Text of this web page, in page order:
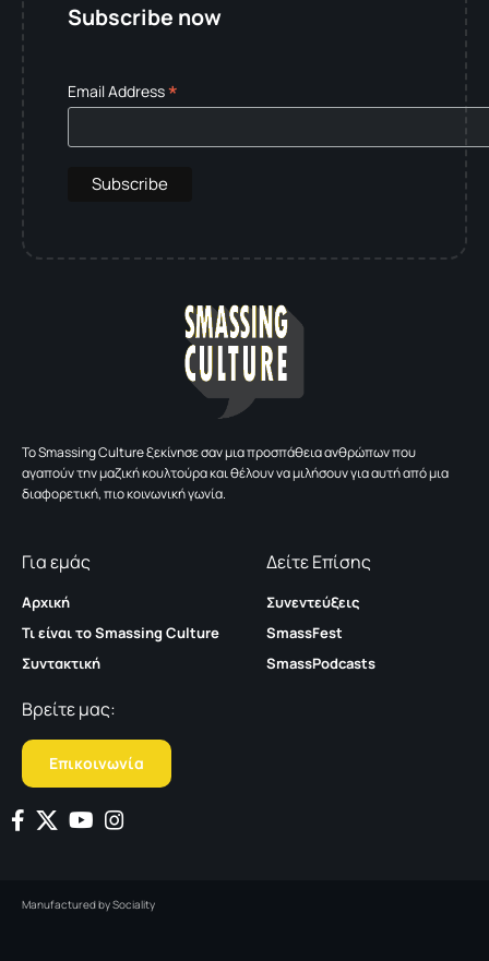
Subscribe now
Email Address*
To Smassing Culture ξεκίνησε σαν μια προσπάθεια ανθρώπων που
αγαπούν την μαζική κουλτούρα και θέλουν να μιλήσουν για αυτή από μια
διαφορετική, πιο κοινωνική γωνία.
Για εμάς
Αρχική
Τι είναι το Smassing Culture
Συντακτική
Δείτε Επίσης
Συνεντεύξεις
SmassFest
SmassPodcasts
Βρείτε μας:
Επικοινωνία
Manufactured bySociality